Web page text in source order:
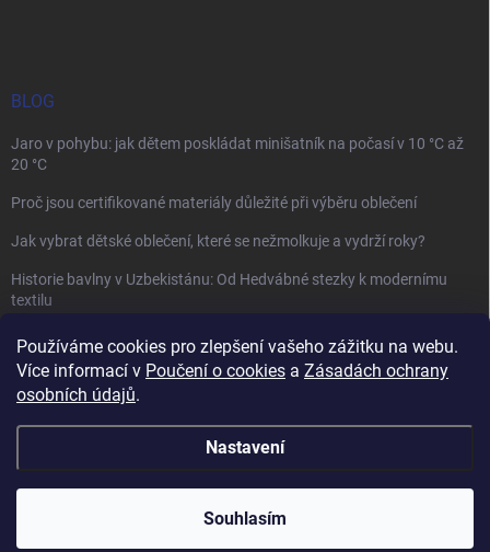
Používáme cookies pro zlepšení vašeho zážitku na webu.
Více informací v Poučení o cookies a Zásadách ochrany
osobních údajů.
Nastavení
Souhlasím
BLOG
Jaro v pohybu: jak dětem poskládat minišatník na počasí v 10 °C až
20 °C
Proč jsou certifikované materiály důležité při výběru oblečení
Jak vybrat dětské oblečení, které se nežmolkuje a vydrží roky?
Historie bavlny v Uzbekistánu: Od Hedvábné stezky k modernímu
textilu
Mamazone |
Copyright 2026Winkiki. Všechna práva vyhrazena.Upravit nastavení
cookies